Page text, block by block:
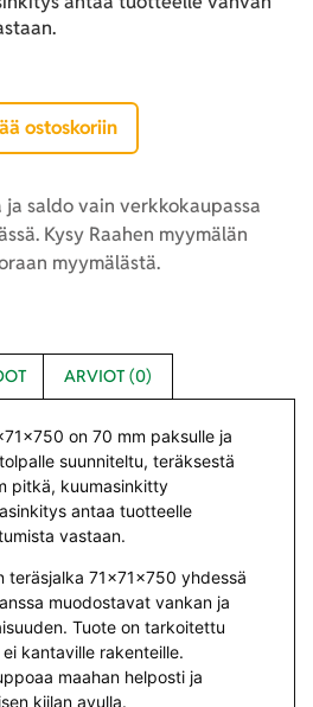
ostoskoriin
saldo vain verkkokaupassa
Kysy Raahen myymälän
myymälästä.
ARVIOT (0)
on 70 mm paksulle ja
suunniteltu, teräksestä
pitkä, kuumasinkitty
antaa tuotteelle
vastaan.
teräsjalka 71x71x750 yhdessä
muodostavat vankan ja
Tuote on tarkoitettu
kantaville rakenteille.
maahan helposti ja
kiilan avulla.